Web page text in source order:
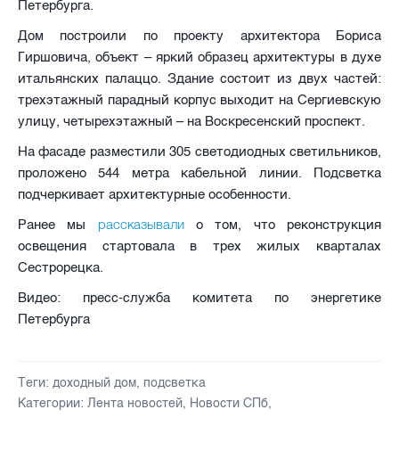
Петербурга.
Дом построили по проекту архитектора Бориса
Гиршовича, объект – яркий образец архитектуры в духе
итальянских палаццо. Здание состоит из двух частей:
трехэтажный парадный корпус выходит на Сергиевскую
улицу, четырехэтажный – на Воскресенский проспект.
На фасаде разместили 305 светодиодных светильников,
проложено 544 метра кабельной линии. Подсветка
подчеркивает архитектурные особенности.
Ранее мы рассказывалио том, что реконструкция
освещения стартовала в трех жилых кварталах
Сестрорецка.
Видео: пресс-служба комитета по энергетике
Петербурга
Теги: доходный дом, подсветка
Категории: Лента новостей, Новости СПб,